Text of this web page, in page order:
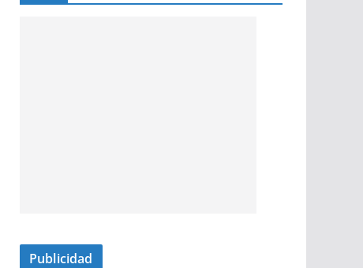
Publicidad